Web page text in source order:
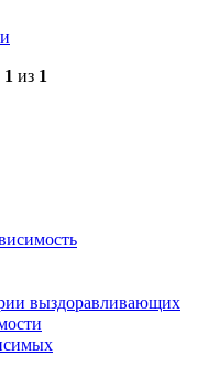
1 из 1
выздоравливающих